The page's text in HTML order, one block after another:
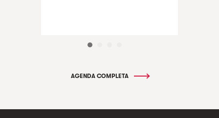
AGENDA COMPLETA